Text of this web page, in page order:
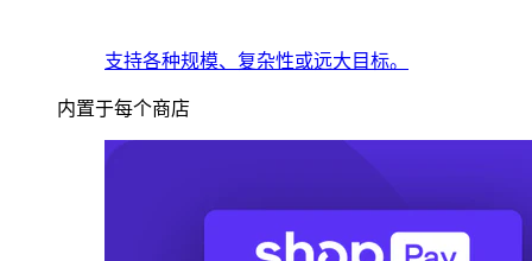
支持各种规模、复杂性或远大目标。
内置于每个商店